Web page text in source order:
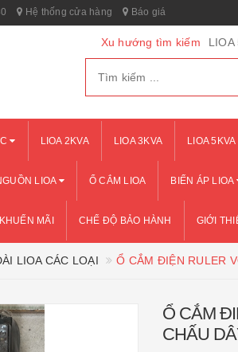
Hệ thống cửa hàng Báo giá
Xu hướng tìm kiếm LIOA
LIOA 2KVA LIOA 3KVA LIOA 5KVA
LIOA Ổ CẮM LIOA BIẾN ÁP LIOA
KHUẾN MÃI CHẾ ĐỘ BẢO HÀNH GIỚI
LIOA CÁC LOẠI Ổ CẮM ĐIỆN RULER
Ổ CẮM
CHẤU